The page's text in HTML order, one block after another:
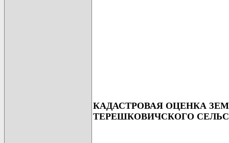
КАДАСТРОВАЯ ОЦЕНКА
ТЕРЕШКОВИЧСКОГО